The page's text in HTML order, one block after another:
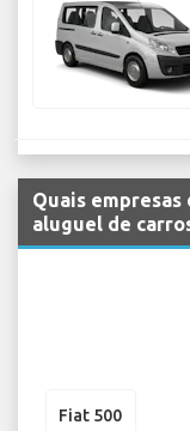
Quais
aluguel de
Fiat 500